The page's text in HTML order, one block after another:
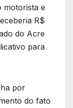
motorista e
R$
do Acre
para
por
do fato